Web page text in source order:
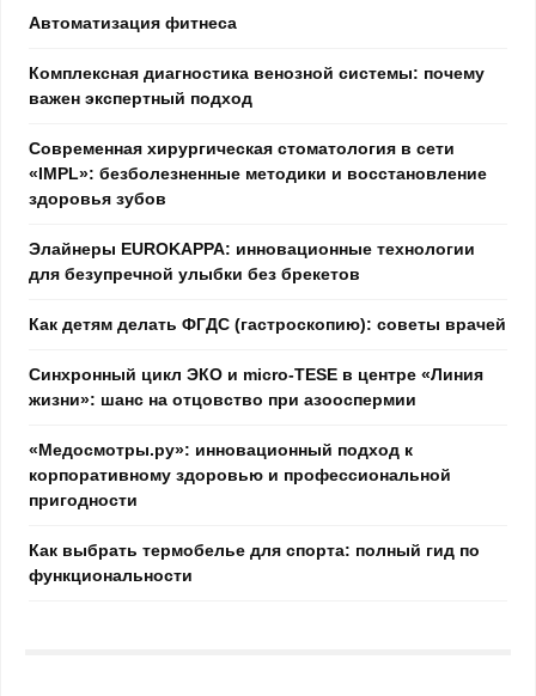
Автоматизация фитнеса
Комплексная диагностика венозной системы: почему
важен экспертный подход
Современная хирургическая стоматология в сети
«IMPL»: безболезненные методики и восстановление
здоровья зубов
Элайнеры EUROKAPPA: инновационные технологии
для безупречной улыбки без брекетов
Как детям делать ФГДС (гастроскопию): советы врачей
Синхронный цикл ЭКО и micro-TESE в центре «Линия
жизни»: шанс на отцовство при азооспермии
«Медосмотры.ру»: инновационный подход к
корпоративному здоровью и профессиональной
пригодности
Как выбрать термобелье для спорта: полный гид по
функциональности